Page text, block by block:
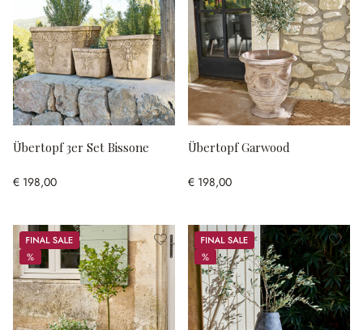
Übertopf 3er Set Bissone
€ 198,00
Übertopf Garwood
€ 198,00
Sale
%
%
Sale
%
%